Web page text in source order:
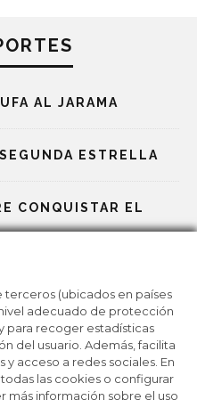
terceros (ubicados en países
adecuado de protección
para recoger estadísticas
del usuario. Además, facilita
acceso a redes sociales. En
las cookies o configurar
más información sobre el uso
AL JARAMA
ESTRELLA
CONQUISTAR EL
LOS JJOO DE
VIAJE POR 25 JJOO